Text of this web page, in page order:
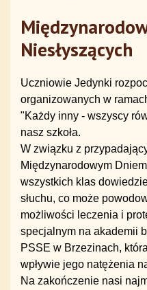
Niesłyszących
Uczniowie Jedynki
organizowanych w
"Każdy inny - wszyscy
nasz szkoła.
W związku z
Międzynarodowym
wszystkich klas
słuchu, co może
możliwości leczenia i
specjalnym na akademii
PSSE w Brzezinach,
wpływie jego natężenia
Na zakończenie nasi